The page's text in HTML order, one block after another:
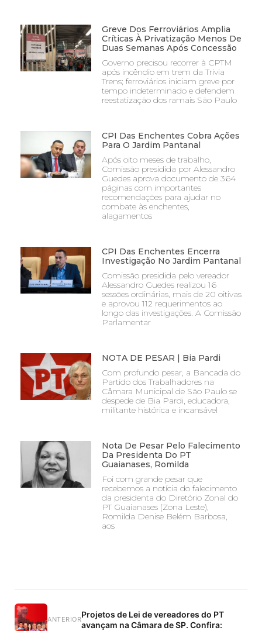
Greve Dos Ferroviários Amplia
Críticas À Privatização Menos De
Duas Semanas Após Concessão
Governo precisou recorrer à CPTM
após incêndio em trem da Trivia
Trens; ferroviários iniciam greve por
tempo indeterminado e defendem
reestatização dos ramais São Paulo
CPI Das Enchentes Cobra Ações
Para O Jardim Pantanal
Após oito meses de trabalho,
Comissão presidida por Alessandro
Guedes aprova documento de 364
páginas com importantes
recomendações para ajudar no
combate às enchentes,
alagamentos
CPI Das Enchentes Encerra
Investigação No Jardim Pantanal
Comissão presidida pelo vereador
Alessandro Guedes realizou 16
sessões ordinárias, mais de 20 oitivas
e aprovou 112 requerimentos ao
longo das investigações. A Comissão
Parlamentar
NOTA DE PESAR | Bia Pardi
Com profundo pesar, a Bancada do
Partido dos Trabalhadores na
Câmara Municipal de São Paulo se
despede de Bia Pardi, educadora,
militante histórica e incansável
Nota De Pesar Pelo Falecimento
Da Presidenta Do PT
Guaianases, Romilda
Foi com grande pesar que
recebemos a notícia do falecimento
da presidenta do Diretório Zonal do
PT Guaianases (Zona Leste),
Romilda Denise Belém Barbosa,
aos
ANTERIORProjetos de Lei de vereadores do PT
avançam na Câmara de SP. Confira: